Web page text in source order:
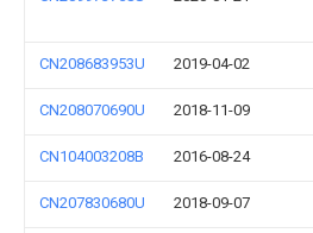
CN208683953U 2019-04-02
CN208070690U 2018-11-09
CN104003208B 2016-08-24
CN207830680U 2018-09-07